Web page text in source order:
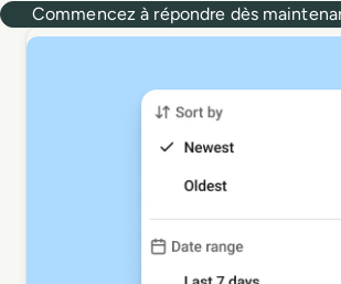
Commencez à répondre dès